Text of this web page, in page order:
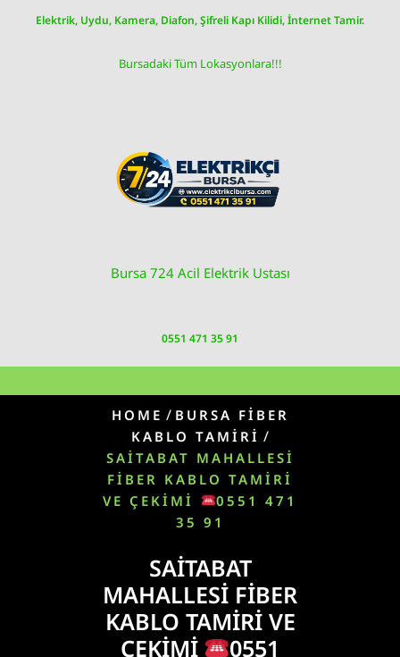
Elektrik, Uydu, Kamera, Diafon, Şifreli Kapı Kilidi, İnternet Tamir.
Bursadaki Tüm Lokasyonlara!!!
Bursa 724 Acil Elektrik Ustası
0551 471 35 91
HOME / BURSA FİBER
KABLO TAMİRİ /
SAITABAT MAHALLESI
FIBER KABLO TAMIRI
VE ÇEKIMI
0551 471
35 91
SAITABAT
MAHALLESI FIBER
KABLO TAMIRI VE
ÇEKIMI
0551